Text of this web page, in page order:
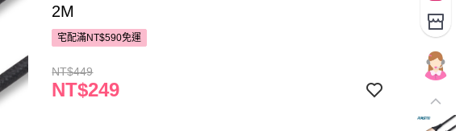
2M
宅配滿NT$590免運
NT$449
NT$249